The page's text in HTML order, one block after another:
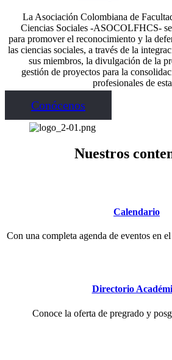
La Asociación Colombiana de
Ciencias Sociales -ASOCOLFHCS-
para promover el reconocimiento y la
las ciencias sociales, a través de la
sus miembros, la divulgación de la
gestión de proyectos para la
profesionales de
Conócenos
Nuestros
Calendario
Con una completa agenda de eventos en
Directorio
Conoce la oferta de pregrado y